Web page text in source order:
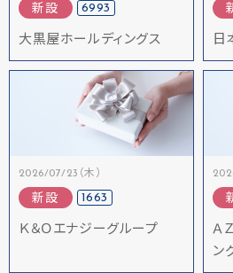
新設 6993
大黒屋ホールディングス 日
2026/07/23（木）
新設 1663
Ｋ＆Ｏエナジーグループ
Ａ
ン